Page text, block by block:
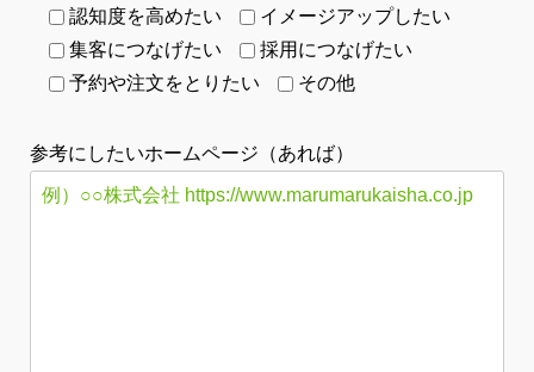
認知度を高めたい
イメージアップしたい
集客につなげたい
採用につなげたい
予約や注文をとりたい
その他
参考にしたいホームページ（あれば）